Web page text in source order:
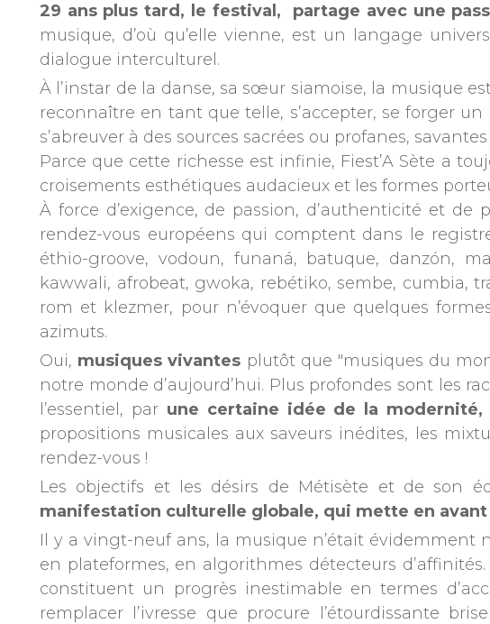
29 ans plus tard, le festival, partage avec une
musique, d’où qu’elle vienne, est un langage
dialogue interculturel.
À l’instar de la danse, sa sœur siamoise, la musique
reconnaître en tant que telle, s’accepter, se forger
s’abreuver à des sources sacrées ou profanes,
Parce que cette richesse est infinie, Fiest’A Sète a
croisements esthétiques audacieux et les formes
À force d’exigence, de passion, d’authenticité et
rendez-vous européens qui comptent dans le
éthio-groove, vodoun, funaná, batuque, danzón,
kawwali, afrobeat, gwoka, rebétiko, sembe, cumbia,
rom et klezmer, pour n’évoquer que quelques
azimuts.
Oui, musiques vivantes plutôt que "musiques du
notre monde d’aujourd’hui. Plus profondes sont les
l’essentiel, par une certaine idée de la
propositions musicales aux saveurs inédites, les
rendez-vous !
Les objectifs et les désirs de Métisète et de son
manifestation culturelle globale, qui mette en
Il y a vingt-neuf ans, la musique n’était évidemment
en plateformes, en algorithmes détecteurs
constituent un progrès inestimable en termes
remplacer l’ivresse que procure l’étourdissante